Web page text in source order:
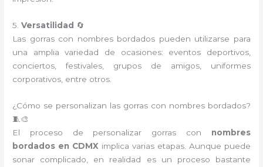
5.Versatilidad 🔄
Las gorras con nombres bordados pueden utilizarse para
una amplia variedad de ocasiones: eventos deportivos,
conciertos, festivales, grupos de amigos, uniformes
corporativos, entre otros.
¿Cómo se personalizan las gorras con nombres bordados?
🧵🎨
El proceso de personalizar gorras con nombres
bordados en CDMX implica varias etapas. Aunque puede
sonar complicado, en realidad es un proceso bastante